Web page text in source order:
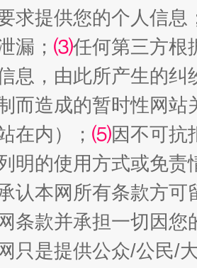
成刚被判无期 从幼
来了！等你上场
求提供您的个人信息
漏； ⑶任何第三方根
息，由此所产生的纠
而造成的暂时性网
在内）； ⑸因不可抗
明的使用方式或免责
认本网所有条款方
条款并承担一切因
只是提供公众/公民/